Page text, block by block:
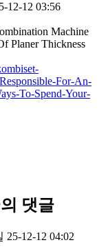
12-12 03:56
Machine
Planer Thickness
For-An-
To-Spend-Your-
의 댓글
25-12-12 04:02